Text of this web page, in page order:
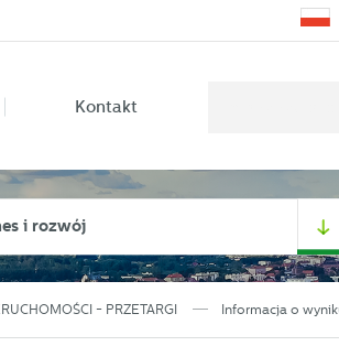
Kontakt
i rozwój
- PRZETARGI Informacja o